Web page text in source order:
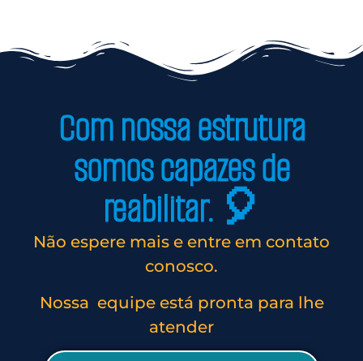
Com nossa estrutura
somos capazes de
reabilitar. 🎈
Não espere mais e entre em contato
conosco.
Nossa equipe está pronta para lhe
atender